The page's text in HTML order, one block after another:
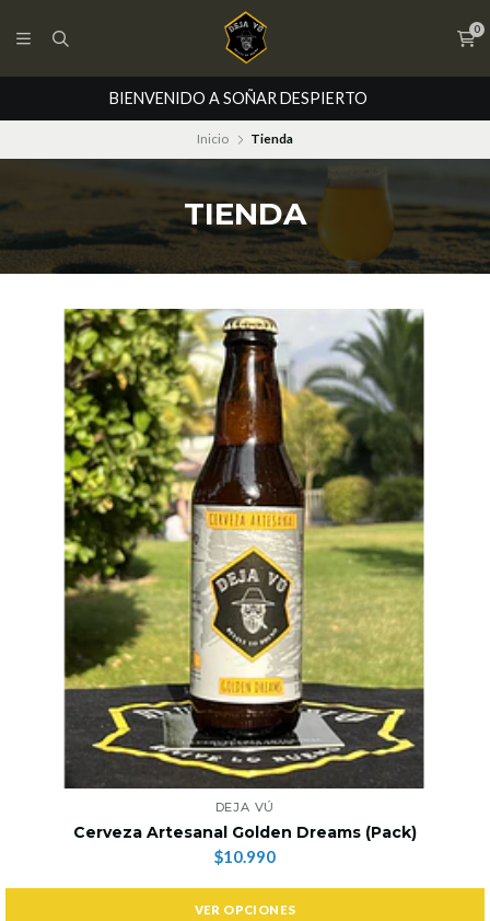
0
BIENVENIDO A SOÑAR DESPIERTO
Inicio Tienda
TIENDA
DEJA VÚ
Cerveza Artesanal Golden Dreams (Pack)
$10.990
VER OPCIONES